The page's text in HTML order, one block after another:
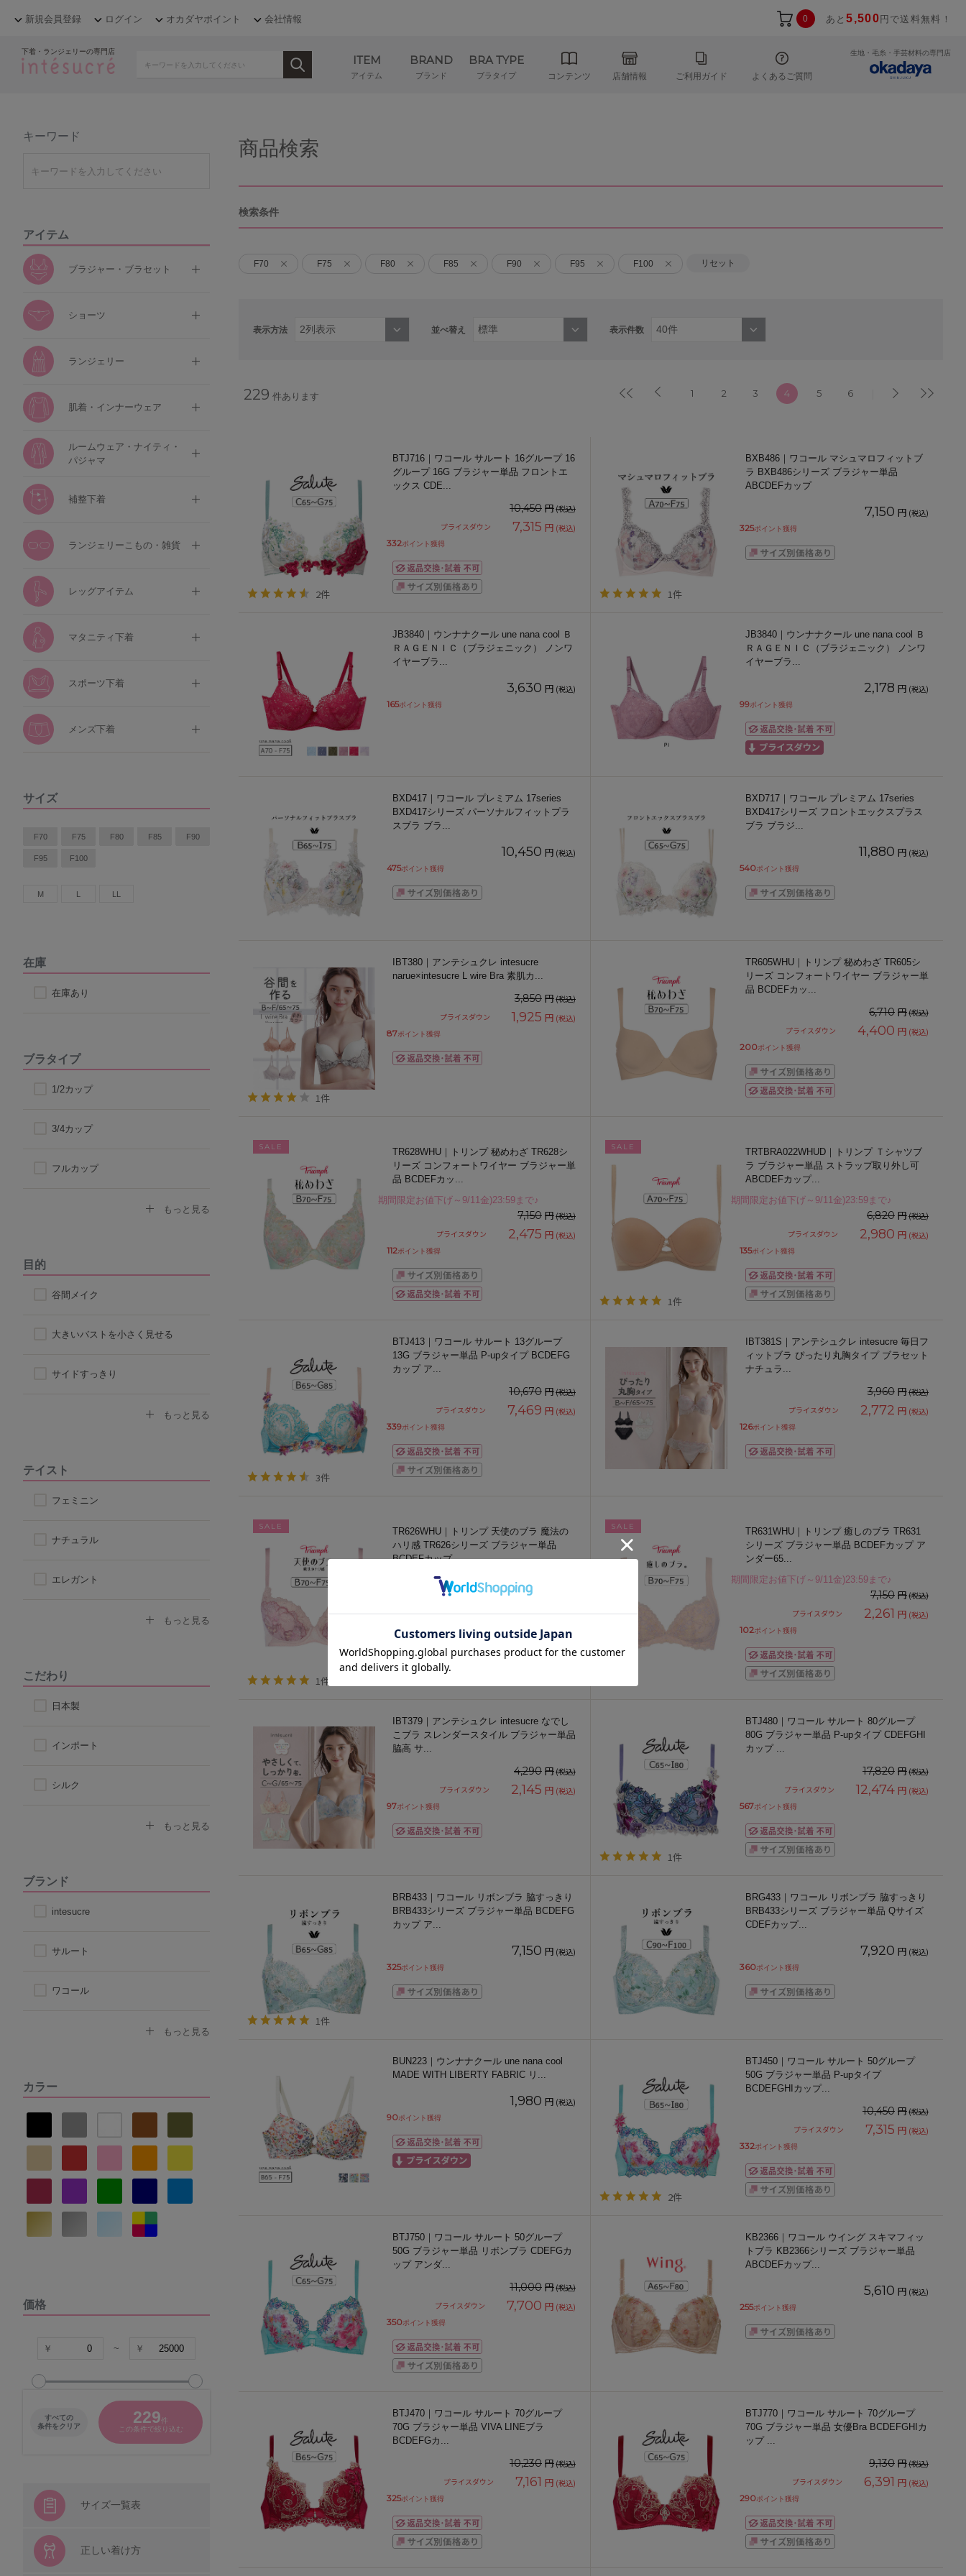
新規会員登録 ログイン オカダヤポイント 会社情報 0 あと5,500 円で送料無料！
下着・ランジェリーの専門店
ITEM
アイテム
BRAND
ブランド
BRA TYPE
ブラタイプ コンテンツ 店舗情報 ご利用ガイド よくあるご質問
生地・毛糸・手芸材料の専門店
キーワード
アイテム
ブラジャー・ブラセット
ショーツ
ランジェリー
肌着・インナーウェア
ルームウェア・ナイティ・
パジャマ
補整下着
ランジェリーこもの・雑貨
レッグアイテム
マタニティ下着
スポーツ下着
メンズ下着
サイズ
F70 F75 F80 F85 F90
F95 F100
M L LL
在庫
在庫あり
ブラタイプ
1/2カップ
3/4カップ
フルカップ
4/5カップ
もっと見る
目的
谷間メイク
大きいバストを小さく見せる
サイドすっきり
ストラップレス
もっと見る
テイスト
フェミニン
ナチュラル
エレガント
もっと見る
こだわり
日本製
インポート
シルク
もっと見る
ブランド
intesucre
サルート
ワコール
ナルエー
COCO Linge
グラマープリンセス
パナシェ
シシフィーユ
ウンナナクール
もっと見る
カラー
価格
~
すべての
条件をクリア
229件
この条件で絞り込む
サイズ一覧表
正しい着け方
商品検索
検索条件
F70 F75 F80 F85 F90 F95 F100 リセット
表示方法 並べ替え 表示件数
229 件あります 1 2 3 4 5 6
BTJ716｜ワコール サルート 16グループ 16
グループ 16G ブラジャー単品 フロントエ
ックス CDE...
2件
10,450 円(税込)
プライスダウン
7,315 円 (税込)
332ポイント獲得
BXB486｜ワコール マシュマロフィットブ
ラ BXB486シリーズ ブラジャー単品
ABCDEFカップ
1件
7,150 円 (税込)
325ポイント獲得
JB3840｜ウンナナクール une nana cool Ｂ
ＲＡＧＥＮＩＣ（ブラジェニック） ノンワ
イヤーブラ ...
3,630 円 (税込)
165ポイント獲得
JB3840｜ウンナナクール une nana cool Ｂ
ＲＡＧＥＮＩＣ（ブラジェニック） ノンワ
イヤーブラ ...
2,178 円 (税込)
99ポイント獲得
BXD417｜ワコール プレミアム 17series
BXD417シリーズ パーソナルフィットプラ
スブラ ブラ ...
10,450 円 (税込)
475ポイント獲得
BXD717｜ワコール プレミアム 17series
BXD417シリーズ フロントエックスプラス
ブラ ブラジ...
11,880 円 (税込)
540ポイント獲得
IBT380｜アンテシュクレ intesucre
narue×intesucre L wire Bra 素肌カ ...
1件
3,850 円(税込)
プライスダウン
1,925 円 (税込)
87ポイント獲得
TR605WHU｜トリンプ 秘めわざ TR605シ
リーズ コンフォートワイヤー ブラジャー単
品 BCDEFカッ ...
6,710 円(税込)
プライスダウン
4,400 円 (税込)
200ポイント獲得
SALE
TR628WHU｜トリンプ 秘めわざ TR628シ
リーズ コンフォートワイヤー ブラジャー単
品 BCDEFカッ ...
期間限定お値下げ～9/11金)23:59まで♪
7,150 円(税込)
プライスダウン
2,475 円 (税込)
112ポイント獲得
SALE
TRTBRA022WHUD｜トリンプ Ｔシャツブ
ラ ブラジャー単品 ストラップ取り外し可
ABCDEFカップ...
1件
期間限定お値下げ～9/11金)23:59まで♪
6,820 円(税込)
プライスダウン
2,980 円 (税込)
135ポイント獲得
BTJ413｜ワコール サルート 13グループ
13G ブラジャー単品 P-upタイプ BCDEFG
カップ ア...
3件
10,670 円(税込)
プライスダウン
7,469 円 (税込)
339ポイント獲得
IBT381S｜アンテシュクレ intesucre 毎日フ
ィットブラ ぴったり丸胸タイプ ブラセット
ナチュラ ...
3,960 円(税込)
プライスダウン
2,772 円 (税込)
126ポイント獲得
SALE
TR626WHU｜トリンプ 天使のブラ 魔法の
ハリ感 TR626シリーズ ブラジャー単品
BCDEFカップ...
1件
期間限定お値下げ～9/11金)23:59まで♪
6,600
プライスダウン
2,480 円(税込)
112ポイント獲得
SALE
TR631WHU｜トリンプ 癒しのブラ TR631
シリーズ ブラジャー単品 BCDEFカップ ア
ンダー65...
期間限定お値下げ～9/11金)23:59まで♪
7,150 円(税込)
プライスダウン
2,261 円 (税込)
102ポイント獲得
IBT379｜アンテシュクレ intesucre なでし
こブラ スレンダースタイル ブラジャー単品
脇高 サ...
4,290 円(税込)
プライスダウン
2,145 円 (税込)
97ポイント獲得
BTJ480｜ワコール サルート 80グループ
80G ブラジャー単品 P-upタイプ CDEFGHI
カップ ...
1件
17,820 円(税込)
プライスダウン
12,474 円 (税込)
567ポイント獲得
BRB433｜ワコール リボンブラ 脇すっきり
BRB433シリーズ ブラジャー単品 BCDEFG
カップ ア...
1件
7,150 円 (税込)
325ポイント獲得
BRG433｜ワコール リボンブラ 脇すっきり
BRB433シリーズ ブラジャー単品 Qサイズ
CDEFカップ...
7,920 円 (税込)
360ポイント獲得
BUN223｜ウンナナクール une nana cool
MADE WITH LIBERTY FABRIC リ ...
1,980 円 (税込)
90ポイント獲得
BTJ450｜ワコール サルート 50グループ
50G ブラジャー単品 P-upタイプ
BCDEFGHIカップ...
2件
10,450 円(税込)
プライスダウン
7,315 円 (税込)
332ポイント獲得
BTJ750｜ワコール サルート 50グループ
50G ブラジャー単品 リボンブラ CDEFGカ
ップ アンダ...
11,000 円(税込)
プライスダウン
7,700 円 (税込)
350ポイント獲得
KB2366｜ワコール ウイング スキマフィッ
トブラ KB2366シリーズ ブラジャー単品
ABCDEFカップ...
5,610 円 (税込)
255ポイント獲得
BTJ470｜ワコール サルート 70グループ
70G ブラジャー単品 VIVA LINEブラ
BCDEFGカ ...
10,230 円(税込)
プライスダウン
7,161 円 (税込)
325ポイント獲得
BTJ770｜ワコール サルート 70グループ
70G ブラジャー単品 女優Bra BCDEFGHIカ
ップ ...
9,130 円(税込)
プライスダウン
6,391 円 (税込)
290ポイント獲得